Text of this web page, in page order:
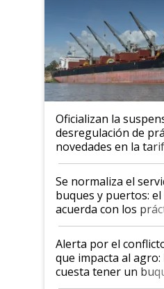
Oficializan la
desregulación de
novedades en la
Se normaliza el
buques y puertos:
acuerda con los
suspende el decreto
desregulación
Alerta por el
que impacta al agro:
cuesta tener un
y el peligro de que